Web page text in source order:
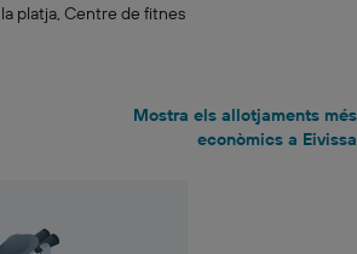
la platja, Centre de fitnes
Mostra els allotjaments més
econòmics a Eivissa